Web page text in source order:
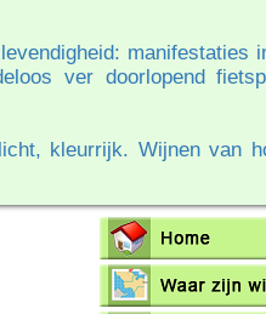
ver doorlopend
kleurrijk. Wijnen van